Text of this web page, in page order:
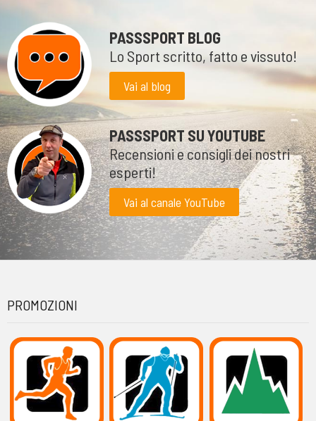
PASSSPORT BLOG
Lo Sport scritto, fatto e vissuto!
Vai al blog
PASSSPORT SU YOUTUBE
Recensioni e consigli dei nostri
esperti!
Vai al canale YouTube
PROMOZIONI